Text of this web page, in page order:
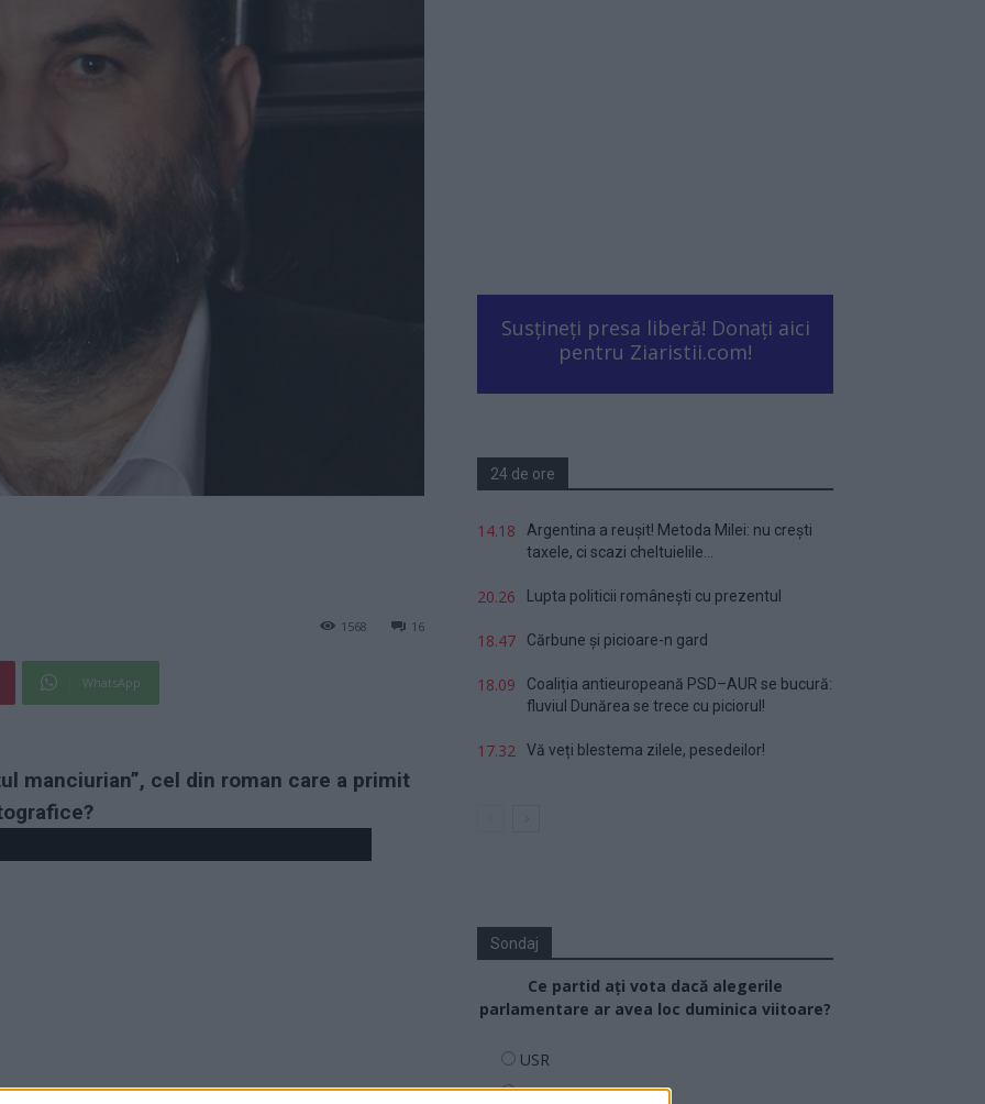
16
1568
WhatsApp
manciurian”, cel din roman care a primit
Susțineți presa liberă! Donați aici
pentru Ziaristii.com!
24 de ore
14.18
Argentina a reușit! Metoda Milei: nu crești
taxele, ci scazi cheltuielile...
20.26 Lupta politicii românești cu prezentul
18.47 Cărbune și picioare-n gard
18.09
Coaliția antieuropeană PSD–AUR se bucură:
fluviul Dunărea se trece cu piciorul!
17.32 Vă veți blestema zilele, pesedeilor!
Sondaj
Ce partid ați vota dacă alegerile
parlamentare ar avea loc duminica viitoare?
USR
PNL